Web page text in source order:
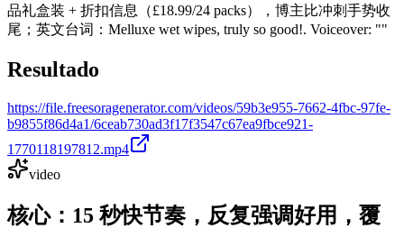
品礼盒装 + 折扣信息（£18.99/24 packs），博主比冲刺手势收
尾；英文台词：Melluxe wet wipes, truly so good!. Voiceover: ""
Resultado
https://file.freesoragenerator.com/videos/59b3e955-7662-4fbc-97fe-
b9855f86d4a1/6ceab730ad3f17f3547c67ea9fbce921-
1770118197812.mp4
video
核心：15 秒快节奏，反复强调好用，覆